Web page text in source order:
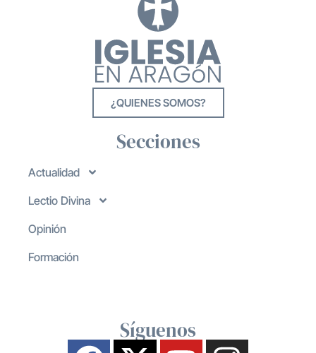
¿QUIENES SOMOS?
Secciones
Actualidad
Lectio Divina
Opinión
Formación
Síguenos